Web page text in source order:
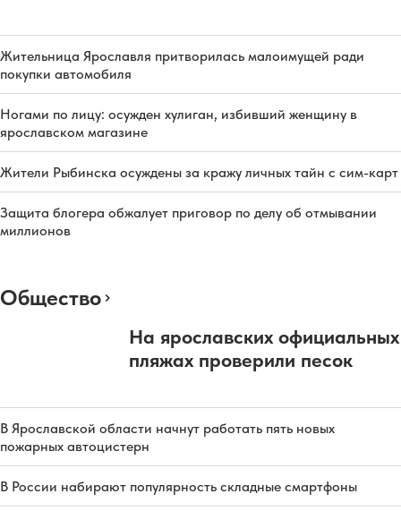
Жительница Ярославля притворилась малоимущей ради
покупки автомобиля
Ногами по лицу: осужден хулиган, избивший женщину в
ярославском магазине
Жители Рыбинска осуждены за кражу личных тайн с сим-карт
Защита блогера обжалует приговор по делу об отмывании
миллионов
Общество
На ярославских официальных
пляжах проверили песок
В Ярославской области начнут работать пять новых
пожарных автоцистерн
В России набирают популярность складные смартфоны